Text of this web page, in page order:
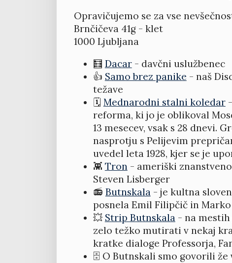
Opravičujemo se za vse
Brnčičeva 41g - klet
1000 Ljubljana
🧮 Dacar- davčni uslužbenec
👍 Samo brez panike - naš
težave
🗓️ Mednarodni stalni koledar-
reforma, ki jo je oblikoval
13 mesecev, vsak s 28 dnevi.
nasprotju s Pelijevim
uvedel leta 1928, kjer se je
👾 Tron- ameriški
Steven Lisberger
📻 Butnskala- je kultna
posnela Emil Filipčič in
💥 Strip Butnskala- na mestih
zelo težko mutirati v nekaj
kratke dialoge Professorja,
🗄️ O Butnskali smo govorili že